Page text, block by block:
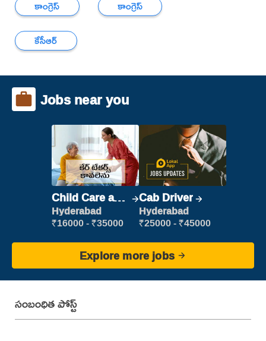
కాంగ్రెస్
కాంగ్రెస్
కేసీఆర్
Jobs near you
Child Care and
Patient care
Hyderabad
₹16000 - ₹35000
Cab Driver
Hyderabad
₹25000 - ₹45000
Explore more jobs
సంబంధిత పోస్ట్